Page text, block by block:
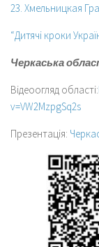
23. Хмельницкая
“Дитячі кроки
Черкаська
Відеоогляд області:
v=VW2MzpgSq2s
Презентація: